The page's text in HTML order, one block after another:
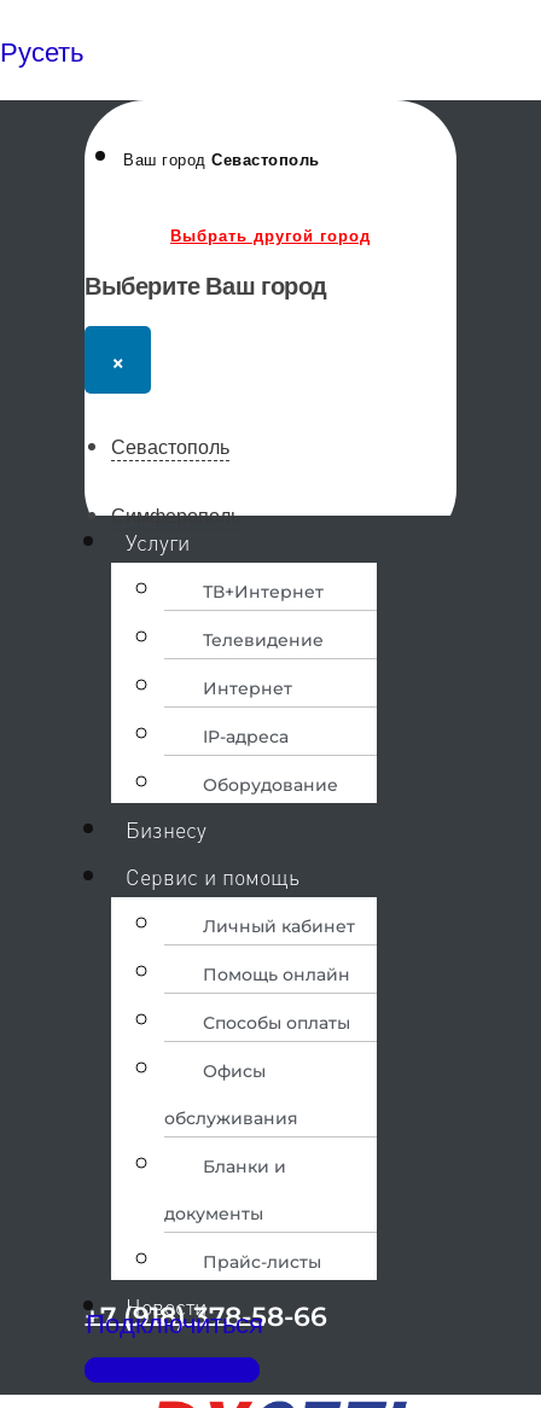
Русеть
Ваш город Севастополь
Выбрать другой город
Выберите Ваш город
×
Севастополь
Симферополь
МенюУслуги
ТВ+Интернет
Телевидение
Интернет
IP-адреса
Оборудование
Бизнесу
Сервис и помощь
Личный кабинет
Помощь онлайн
Способы оплаты
Офисы
обслуживания
Бланки и
документы
Прайс-листы
Новости
+7 (918) 378-58-66
Подключиться
Личный кабинет